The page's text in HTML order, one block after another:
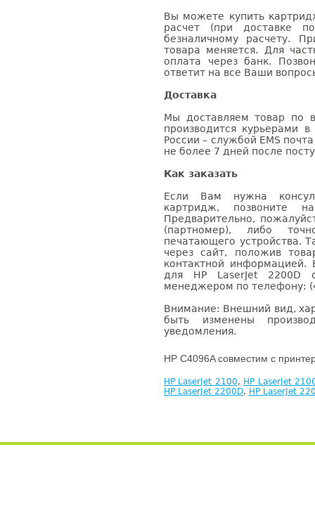
Вы можете купить
расчет (при доставке
безналичному расчету.
товара меняется. Для
оплата через банк.
ответит на все Ваши
Доставка
Мы доставляем товар по
производится курьерами
России – службой EMS
не более 7 дней после
Как заказать
Если Вам нужна
картридж, позвоните
Предварительно,
(партномер), либо
печатающего устройства.
через сайт, положив
контактной информацией.
для HP LaserJet 2200D
менеджером по телефону:
Внимание: Внешний вид,
быть изменены
уведомления.
HP C4096A совместим с
HP LaserJet 2100, HP LaserJet
HP LaserJet 2200D, HP LaserJet